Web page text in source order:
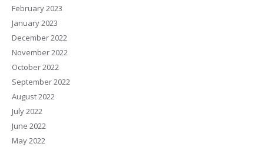
February 2023
January 2023
December 2022
November 2022
October 2022
September 2022
August 2022
July 2022
June 2022
May 2022